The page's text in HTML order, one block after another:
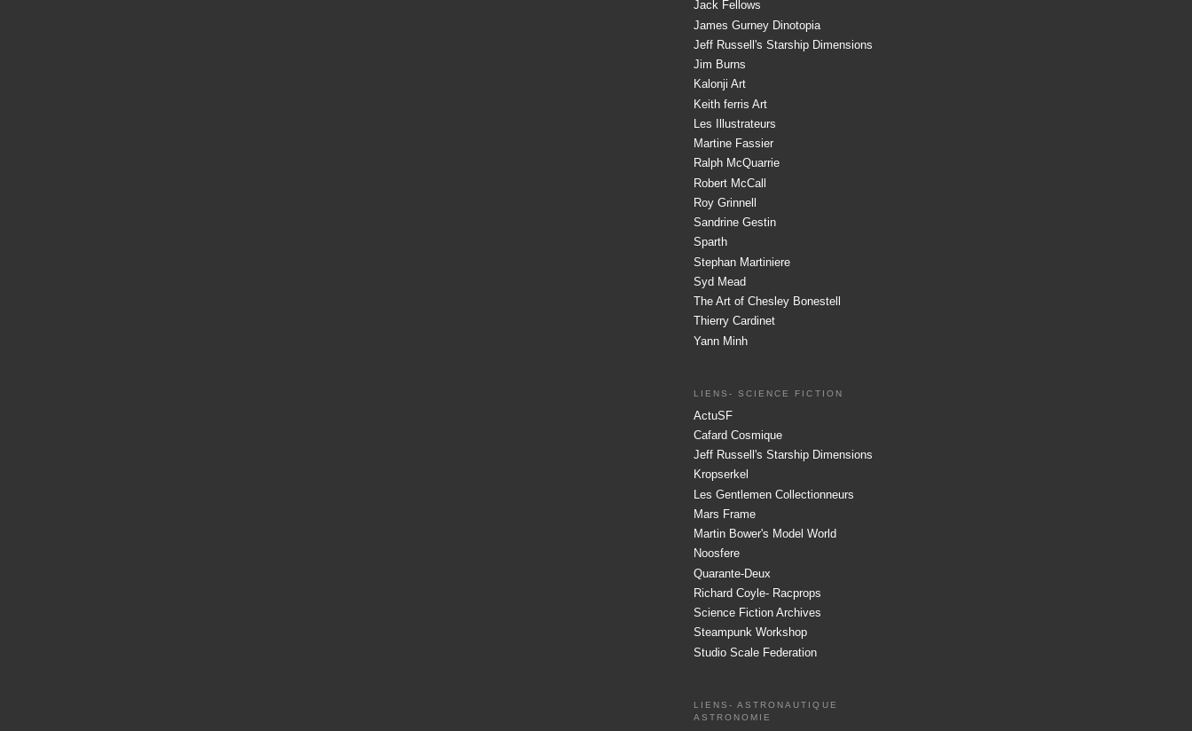
Jack Fellows
James Gurney Dinotopia
Jeff Russell's Starship Dimensions
Jim Burns
Kalonji Art
Keith ferris Art
Les Illustrateurs
Martine Fassier
Ralph McQuarrie
Robert McCall
Roy Grinnell
Sandrine Gestin
Sparth
Stephan Martiniere
Syd Mead
The Art of Chesley Bonestell
Thierry Cardinet
Yann Minh
LIENS- SCIENCE FICTION
ActuSF
Cafard Cosmique
Jeff Russell's Starship Dimensions
Kropserkel
Les Gentlemen Collectionneurs
Mars Frame
Martin Bower's Model World
Noosfere
Quarante-Deux
Richard Coyle- Racprops
Science Fiction Archives
Steampunk Workshop
Studio Scale Federation
LIENS- ASTRONAUTIQUE
ASTRONOMIE